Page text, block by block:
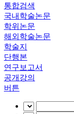
통합검색
국내학술논문
학위논문
해외학술논문
학술지
단행본
연구보고서
공개강의
버튼